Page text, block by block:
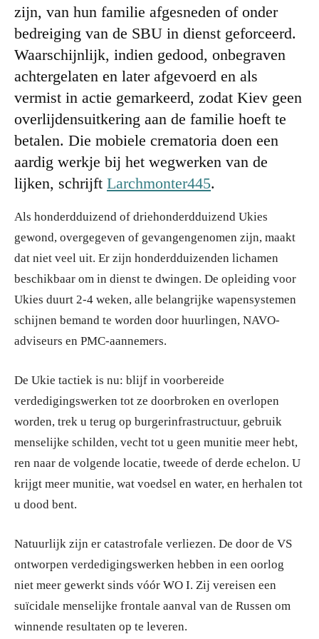
zijn, van hun familie afgesneden of onder
bedreiging van de SBU in dienst geforceerd.
Waarschijnlijk, indien gedood, onbegraven
achtergelaten en later afgevoerd en als
vermist in actie gemarkeerd, zodat Kiev geen
overlijdensuitkering aan de familie hoeft te
betalen. Die mobiele crematoria doen een
aardig werkje bij het wegwerken van de
lijken, schrijft Larchmonter445.
Als honderdduizend of driehonderdduizend Ukies
gewond, overgegeven of gevangengenomen zijn, maakt
dat niet veel uit. Er zijn honderdduizenden lichamen
beschikbaar om in dienst te dwingen. De opleiding voor
Ukies duurt 2-4 weken, alle belangrijke wapensystemen
schijnen bemand te worden door huurlingen, NAVO-
adviseurs en PMC-aannemers.
De Ukie tactiek is nu: blijf in voorbereide
verdedigingswerken tot ze doorbroken en overlopen
worden, trek u terug op burgerinfrastructuur, gebruik
menselijke schilden, vecht tot u geen munitie meer hebt,
ren naar de volgende locatie, tweede of derde echelon. U
krijgt meer munitie, wat voedsel en water, en herhalen tot
u dood bent.
Natuurlijk zijn er catastrofale verliezen. De door de VS
ontworpen verdedigingswerken hebben in een oorlog
niet meer gewerkt sinds vóór WO I. Zij vereisen een
suïcidale menselijke frontale aanval van de Russen om
winnende resultaten op te leveren.